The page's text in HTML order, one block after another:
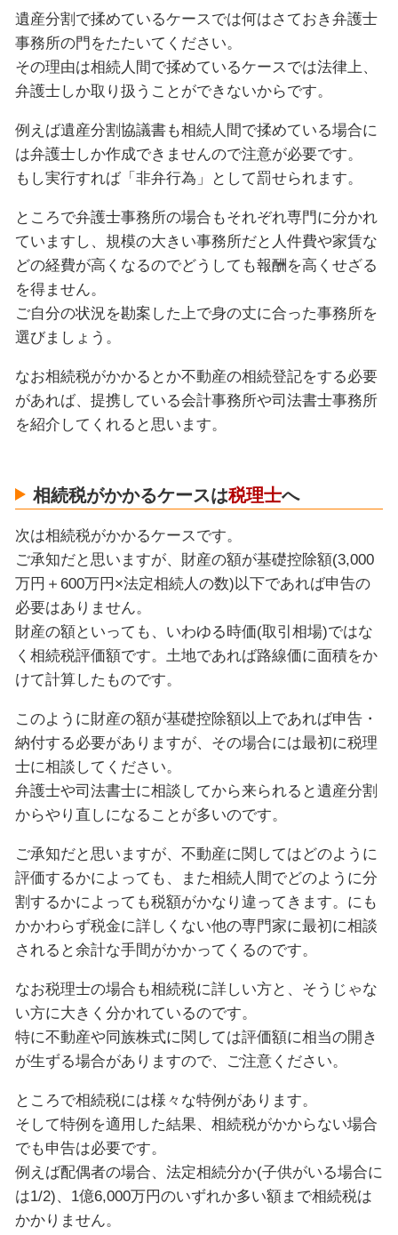
遺産分割で揉めているケースでは何はさておき弁護士
事務所の門をたたいてください。
その理由は相続人間で揉めているケースでは法律上、
弁護士しか取り扱うことができないからです。
例えば遺産分割協議書も相続人間で揉めている場合に
は弁護士しか作成できませんので注意が必要です。
もし実行すれば「非弁行為」として罰せられます。
ところで弁護士事務所の場合もそれぞれ専門に分かれ
ていますし、規模の大きい事務所だと人件費や家賃な
どの経費が高くなるのでどうしても報酬を高くせざる
を得ません。
ご自分の状況を勘案した上で身の丈に合った事務所を
選びましょう。
なお相続税がかかるとか不動産の相続登記をする必要
があれば、提携している会計事務所や司法書士事務所
を紹介してくれると思います。
相続税がかかるケースは税理士へ
次は相続税がかかるケースです。
ご承知だと思いますが、財産の額が基礎控除額(3,000
万円＋600万円×法定相続人の数)以下であれば申告の
必要はありません。
財産の額といっても、いわゆる時価(取引相場)ではな
く相続税評価額です。土地であれば路線価に面積をか
けて計算したものです。
このように財産の額が基礎控除額以上であれば申告・
納付する必要がありますが、その場合には最初に税理
士に相談してください。
弁護士や司法書士に相談してから来られると遺産分割
からやり直しになることが多いのです。
ご承知だと思いますが、不動産に関してはどのように
評価するかによっても、また相続人間でどのように分
割するかによっても税額がかなり違ってきます。にも
かかわらず税金に詳しくない他の専門家に最初に相談
されると余計な手間がかかってくるのです。
なお税理士の場合も相続税に詳しい方と、そうじゃな
い方に大きく分かれているのです。
特に不動産や同族株式に関しては評価額に相当の開き
が生ずる場合がありますので、ご注意ください。
ところで相続税には様々な特例があります。
そして特例を適用した結果、相続税がかからない場合
でも申告は必要です。
例えば配偶者の場合、法定相続分か(子供がいる場合に
は1/2)、1億6,000万円のいずれか多い額まで相続税は
かかりません。